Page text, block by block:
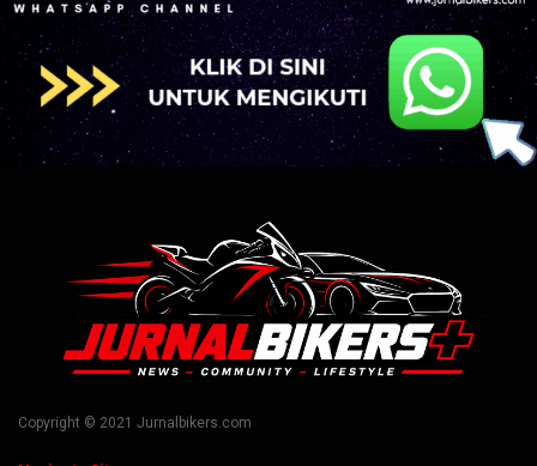
Copyright © 2021 Jurnalbikers.com